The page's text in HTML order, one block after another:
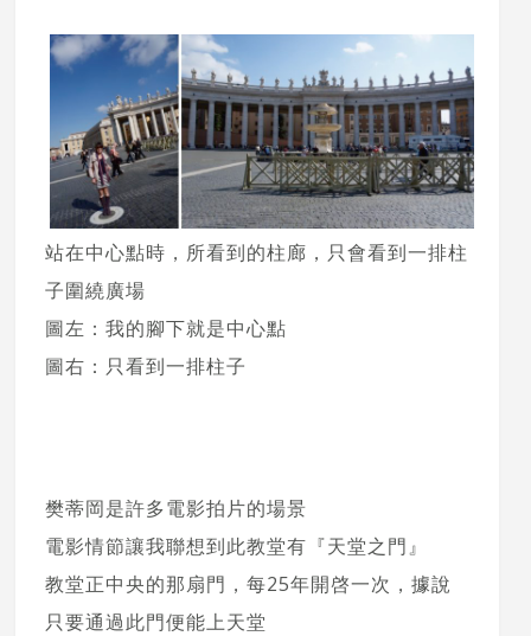
站在中心點時，所看到的柱廊，只會看到一排柱
子圍繞廣場
圖左：我的腳下就是中心點
圖右：只看到一排柱子
樊蒂岡是許多電影拍片的場景
電影情節讓我聯想到此教堂有『天堂之門』
教堂正中央的那扇門，每25年開啓一次，據說
只要通過此門便能上天堂